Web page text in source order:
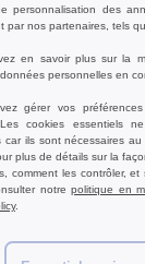
W1
bi-
TEE
personnalisation des
par nos partenaires, tels
en savoir plus sur la
personnelles en
gérer vos
cookies essentiels
car ils sont nécessaires
plus de détails sur la
comment les contrôler, et
notrepolitique en
.